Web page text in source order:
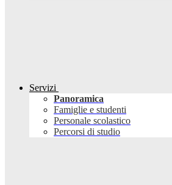
Servizi
Panoramica
Famiglie e studenti
Personale scolastico
Percorsi di studio